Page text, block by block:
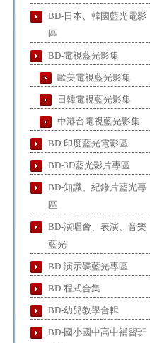
BD-日本、韓國藍光電影
區
BD-電視藍光影集
歐美電視藍光影集
日韓電視藍光影集
中港台電視藍光影集
BD-印度藍光電影區
BD-3D藍光影片專區
BD-知識、紀錄片藍光專
區
BD-演唱會、表演、音樂
藍光
BD-演示碟藍光專區
BD-程式合集
BD-幼兒教學合輯
BD-國小國中高中補習班